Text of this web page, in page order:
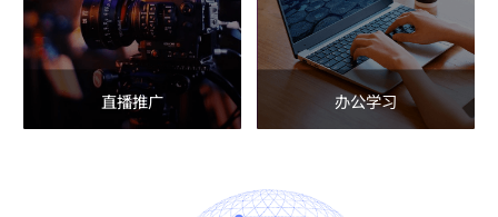
直播推广 办公学习